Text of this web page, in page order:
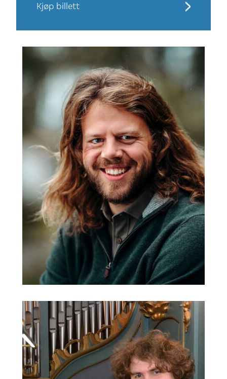
Kjøp billett